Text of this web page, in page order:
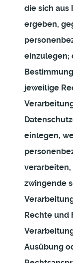
die sich aus
ergeben,
einzulegen;
jeweilige
einlegen,
verarbeiten,
zwingende
Rechte und
Ausübung